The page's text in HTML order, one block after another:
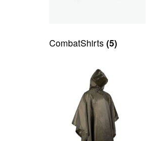
CombatShirts (5)